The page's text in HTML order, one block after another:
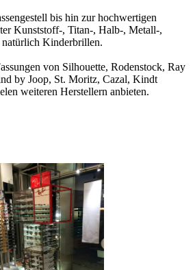
bis hin zur hochwertigen
Kunststoff-, Titan-, Halb-, Metall-,
Kinderbrillen.
von Silhouette, Rodenstock, Ray
by Joop, St. Moritz, Cazal, Kindt
weiteren Herstellern anbieten.